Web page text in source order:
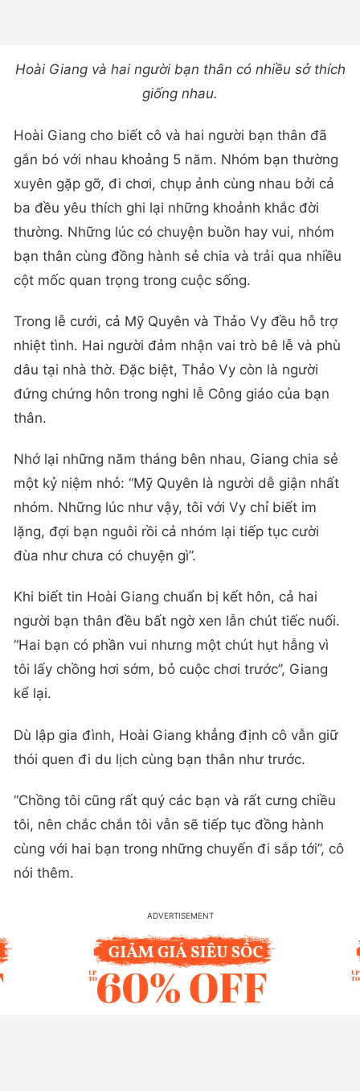
Hoài Giang và hai người bạn thân có nhiều sở thích
giống nhau.
Hoài Giang cho biết cô và hai người bạn thân đã
gắn bó với nhau khoảng 5 năm. Nhóm bạn thường
xuyên gặp gỡ, đi chơi, chụp ảnh cùng nhau bởi cả
ba đều yêu thích ghi lại những khoảnh khắc đời
thường. Những lúc có chuyện buồn hay vui, nhóm
bạn thân cùng đồng hành sẻ chia và trải qua nhiều
cột mốc quan trọng trong cuộc sống.
Trong lễ cưới, cả Mỹ Quyên và Thảo Vy đều hỗ trợ
nhiệt tình. Hai người đảm nhận vai trò bê lễ và phù
dâu tại nhà thờ. Đặc biệt, Thảo Vy còn là người
đứng chứng hôn trong nghi lễ Công giáo của bạn
thân.
Nhớ lại những năm tháng bên nhau, Giang chia sẻ
một kỷ niệm nhỏ: “Mỹ Quyên là người dễ giận nhất
nhóm. Những lúc như vậy, tôi với Vy chỉ biết im
lặng, đợi bạn nguôi rồi cả nhóm lại tiếp tục cười
đùa như chưa có chuyện gì”.
Khi biết tin Hoài Giang chuẩn bị kết hôn, cả hai
người bạn thân đều bất ngờ xen lẫn chút tiếc nuối.
“Hai bạn có phần vui nhưng một chút hụt hẫng vì
tôi lấy chồng hơi sớm, bỏ cuộc chơi trước”, Giang
kể lại.
Dù lập gia đình, Hoài Giang khẳng định cô vẫn giữ
thói quen đi du lịch cùng bạn thân như trước.
“Chồng tôi cũng rất quý các bạn và rất cưng chiều
tôi, nên chắc chắn tôi vẫn sẽ tiếp tục đồng hành
cùng với hai bạn trong những chuyến đi sắp tới”, cô
nói thêm.